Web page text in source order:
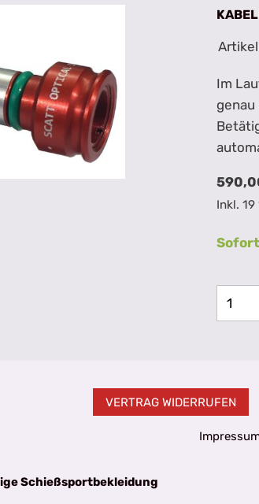
Im
genau
Inkl. 19
VERTRAG WIDERRUFEN
Schießsportbekleidung